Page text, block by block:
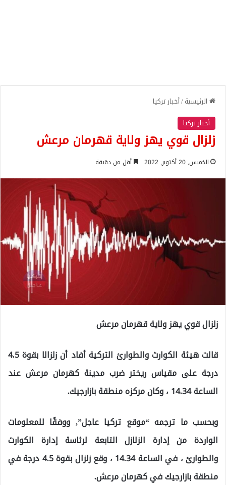
الرئيسية/أخبار تركيا
أخبار تركيا
زلزال قوي يهز ولاية قهرمان مرعش
الخميس, 20 أكتوبر, 2022 أقل من دقيقة
زلزال قوي يهز ولاية قهرمان مرعش
قالت هيئة الكوارث والطوارئ التركية أفاد أن زلزالا بقوة 4.5
درجة على مقياس ريختر ضرب مدينة كهرمان مرعش عند
الساعة 14.34 ، وكان مركزه منطقة بازارجيك.
وبحسب ما ترجمه “موقع تركيا عاجل”, ووفقًا للمعلومات
الواردة من إدارة الزلازل التابعة لرئاسة إدارة الكوارث
والطوارئ ، في الساعة 14.34 ، وقع زلزال بقوة 4.5 درجة في
منطقة بازارجيك في كهرمان مرعش.